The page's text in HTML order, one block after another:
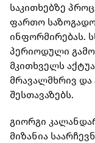
საკითხებზე
ფართო
ინფორმირებას.
პერიოდული
მკითხველს
მრავალმხრივ და
შესთავაზებს.
გიორგი
მიზანია